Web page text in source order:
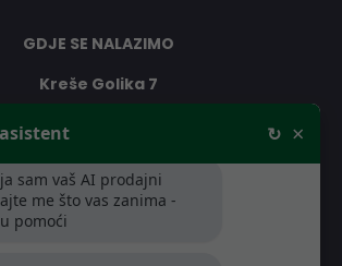
GDJE SE NALAZIMO
Kreše Golika 7
RADNO VRIJEME
↻ ×
sam vaš AI prodajni
me što vas zanima -
pomoći